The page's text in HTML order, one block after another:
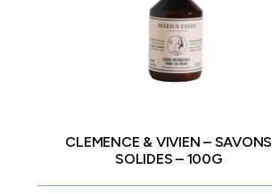
CLEMENCE & VIVIEN – SAVONS
SOLIDES – 100G